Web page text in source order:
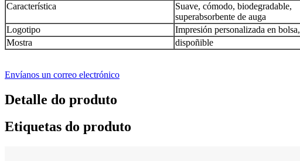
Característica
Suave, cómodo, biodegradable,
superabsorbente de auga
Logotipo
Impresión personalizada en bolsa,
Mostra
dispoñible
Envíanos un correo electrónico
Detalle do produto
Etiquetas do produto